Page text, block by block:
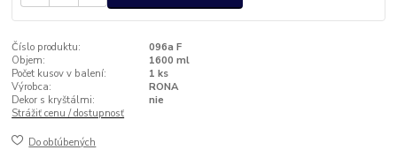
Číslo produktu:
096a F
Objem:
1600 ml
Počet kusov v balení:
1 ks
Výrobca:
RONA
Dekor s kryštálmi:
nie
Strážiť cenu / dostupnosť
Do obľúbených